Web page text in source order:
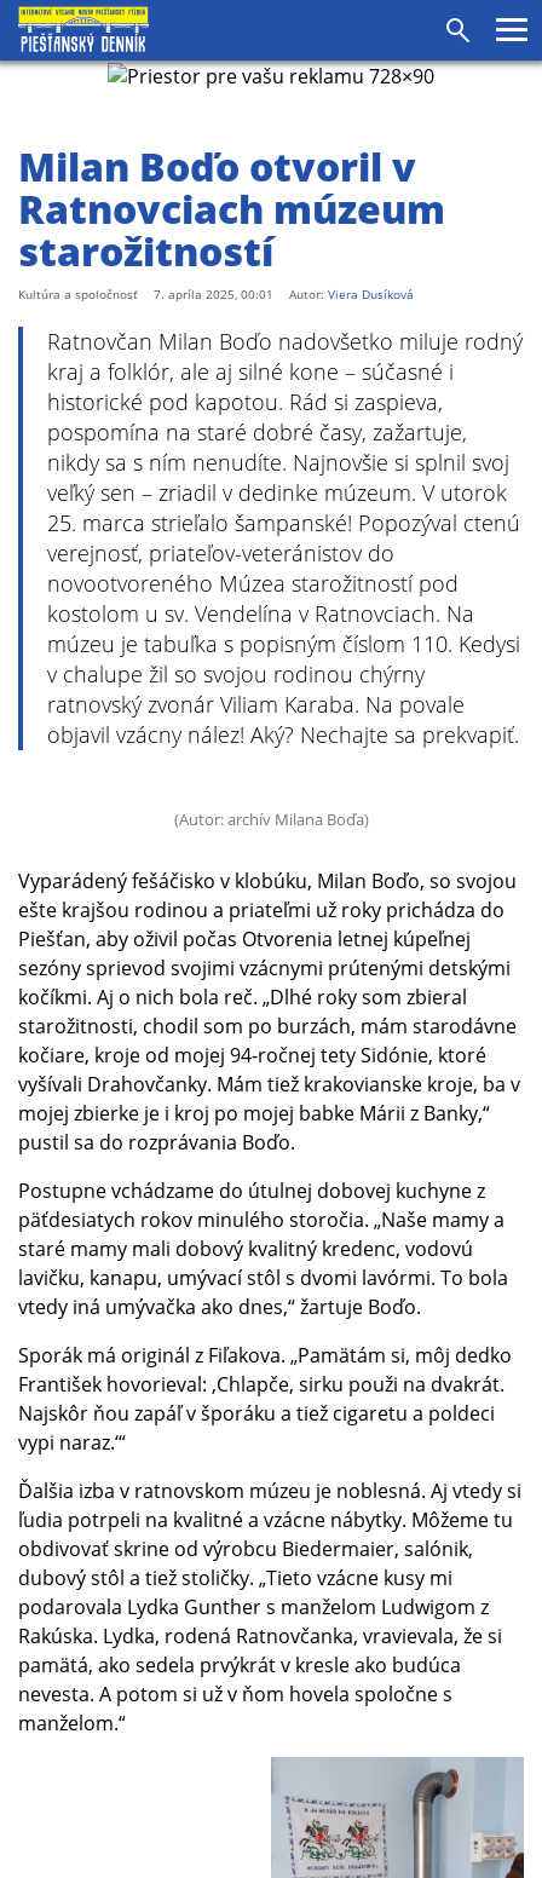
Milan Boďo otvoril v
Ratnovciach múzeum
starožitností
Kultúra a spoločnosť 7. apríla 2025, 00:01 Autor: Viera Dusíková
Ratnovčan Milan Boďo nadovšetko miluje rodný
kraj a folklór, ale aj silné kone – súčasné i
historické pod kapotou. Rád si zaspieva,
pospomína na staré dobré časy, zažartuje,
nikdy sa s ním nenudíte. Najnovšie si splnil svoj
veľký sen – zriadil v dedinke múzeum. V utorok
25. marca strieľalo šampanské! Popozýval ctenú
verejnosť, priateľov-veteránistov do
novootvoreného Múzea starožitností pod
kostolom u sv. Vendelína v Ratnovciach. Na
múzeu je tabuľka s popisným číslom 110. Kedysi
v chalupe žil so svojou rodinou chýrny
ratnovský zvonár Viliam Karaba. Na povale
objavil vzácny nález! Aký? Nechajte sa prekvapiť.
(Autor: archív Milana Boďa)
Vyparádený fešáčisko v klobúku, Milan Boďo, so svojou
ešte krajšou rodinou a priateľmi už roky prichádza do
Piešťan, aby oživil počas Otvorenia letnej kúpeľnej
sezóny sprievod svojimi vzácnymi prútenými detskými
kočíkmi. Aj o nich bola reč. „Dlhé roky som zbieral
starožitnosti, chodil som po burzách, mám starodávne
kočiare, kroje od mojej 94-ročnej tety Sidónie, ktoré
vyšívali Drahovčanky. Mám tiež krakovianske kroje, ba v
mojej zbierke je i kroj po mojej babke Márii z Banky,“
pustil sa do rozprávania Boďo.
Postupne vchádzame do útulnej dobovej kuchyne z
päťdesiatych rokov minulého storočia. „Naše mamy a
staré mamy mali dobový kvalitný kredenc, vodovú
lavičku, kanapu, umývací stôl s dvomi lavórmi. To bola
vtedy iná umývačka ako dnes,“ žartuje Boďo.
Sporák má originál z Fiľakova. „Pamätám si, môj dedko
František hovorieval: ‚Chlapče, sirku použi na dvakrát.
Najskôr ňou zapáľ v šporáku a tiež cigaretu a poldeci
vypi naraz.‘“
Ďalšia izba v ratnovskom múzeu je noblesná. Aj vtedy si
ľudia potrpeli na kvalitné a vzácne nábytky. Môžeme tu
obdivovať skrine od výrobcu Biedermaier, salónik,
dubový stôl a tiež stoličky. „Tieto vzácne kusy mi
podarovala Lydka Gunther s manželom Ludwigom z
Rakúska. Lydka, rodená Ratnovčanka, vravievala, že si
pamätá, ako sedela prvýkrát v kresle ako budúca
nevesta. A potom si už v ňom hovela spoločne s
manželom.“